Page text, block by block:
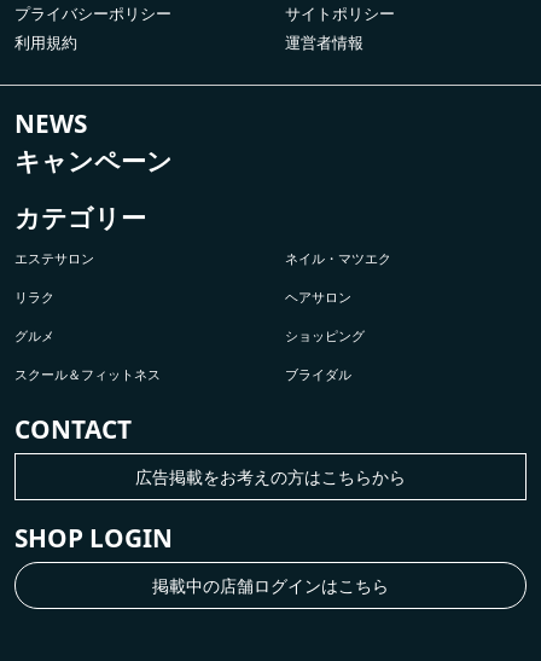
プライバシーポリシー
サイトポリシー
利用規約
運営者情報
NEWS
キャンペーン
カテゴリー
エステサロン ネイル・マツエク
リラク ヘアサロン
グルメ ショッピング
スクール＆フィットネス ブライダル
SHOP LOGIN
掲載中の店舗ログインはこちら
CONTACT
広告掲載をお考えの方はこちらから